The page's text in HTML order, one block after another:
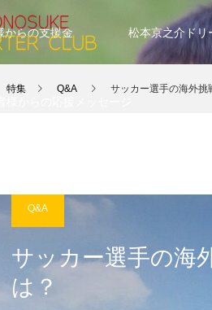
からの支援金 松本京之介ドリ
特集 Q&A サッカー選手の海外挑
Q&A
サッカー選手の海
は？